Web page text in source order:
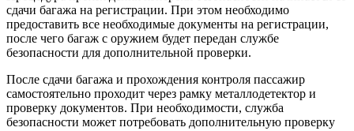
сдачи багажа на регистрации. При этом необходимо
предоставить все необходимые документы на регистрации,
после чего багаж с оружием будет передан службе
безопасности для дополнительной проверки.
После сдачи багажа и прохождения контроля пассажир
самостоятельно проходит через рамку металлодетектор и
проверку документов. При необходимости, служба
безопасности может потребовать дополнительную проверку